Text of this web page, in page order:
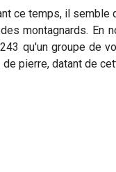
ce temps, il
montagnards. En
qu'un groupe de
pierre, datant de